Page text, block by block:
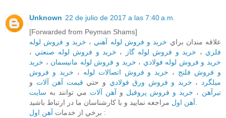
Unknown 22 de julio de 2017 a las 7:40 a.m.
[Forwarded from Peyman Shams]
علاقه مندان براي خريد و فروش لوله آهني ، خريد و فروش لوله
فلزي ، خريد و فروش لوله گاز ، خريد و فروش لوله صنعتي ،
خريد و فروش لوله فولادي ، خريد و فروش لوله مانيسمان ، خريد
و فروش فلنج ، خريد و فروش اتصالات لوله ، خريد و فروش
ميلگرد، خريد و فروش ورق فولادي و حتي قيمت آهن آلات و
تيرآهن ، خريد و فروش پروفيل و آهن آلات مي توانند به سايت
آهن اولمراجعه نماييد و با کارشناسان ما در ارتباط باشيد.
برخي از خدمات :